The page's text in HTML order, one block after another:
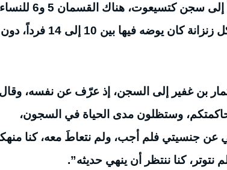
أدويتهم، واقتادونا إلى الزنازين، حيث صحراء النقب، وتحديداً إلى سجن كتسيعوت، هناك
فيهما 14 زنزانة، أنا وضعت بزنزانة رقم 7″، مشيرة إلى أن كل زنزانة كان يوضه فيها بين 10 إلى 14 فرداً، دون
بن غفير إلى السجن، إذ عرّف عن نفسه،
محاكمتكم، وستظلون مدى الحياة في السجون،
جنسيتي فلم أجب، ولم نتعاطَ معه، كنا
نتوتر، كنا ننتظر أن ينهي حديثه”.